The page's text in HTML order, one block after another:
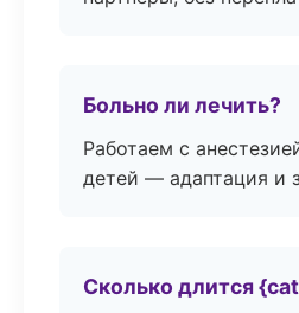
Больно ли лечить?
Работаем с
детей — адаптация и
Сколько длится